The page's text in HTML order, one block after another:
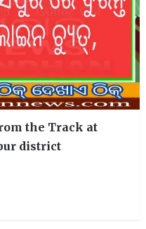
the Track at
district